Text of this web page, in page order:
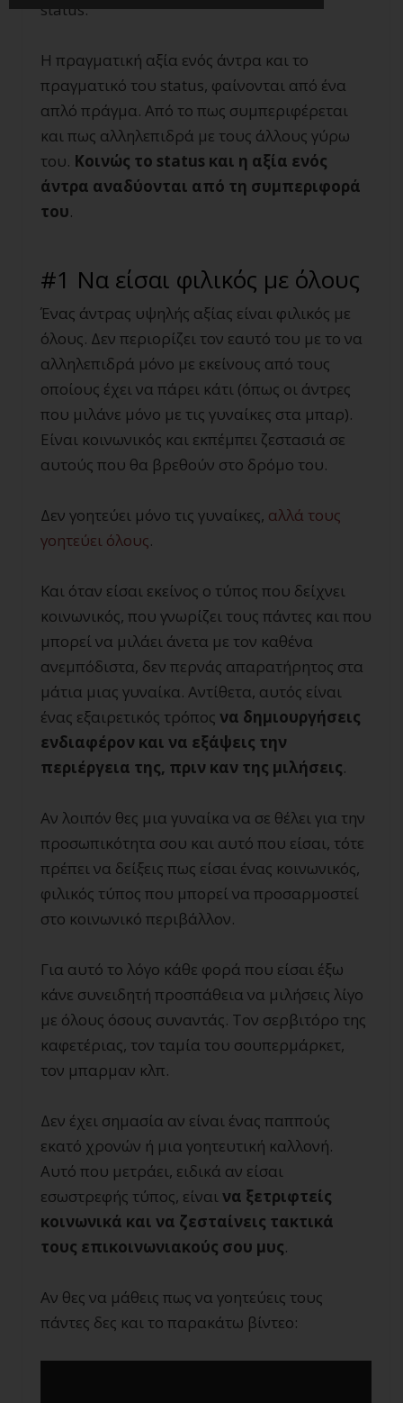
status.
Η πραγματική αξία ενός άντρα και το
πραγματικό του status, φαίνονται από ένα
απλό πράγμα. Από το πως συμπεριφέρεται
και πως αλληλεπιδρά με τους άλλους γύρω
του. Κοινώς το status και η αξία ενός
άντρα αναδύονται από τη συμπεριφορά
του.
#1 Να είσαι φιλικός με όλους
Ένας άντρας υψηλής αξίας είναι φιλικός με
όλους. Δεν περιορίζει τον εαυτό του με το να
αλληλεπιδρά μόνο με εκείνους από τους
οποίους έχει να πάρει κάτι (όπως οι άντρες
που μιλάνε μόνο με τις γυναίκες στα μπαρ).
Είναι κοινωνικός και εκπέμπει ζεστασιά σε
αυτούς που θα βρεθούν στο δρόμο του.
Δεν γοητεύει μόνο τις γυναίκες, αλλά τους
γοητεύει όλους.
Και όταν είσαι εκείνος ο τύπος που δείχνει
κοινωνικός, που γνωρίζει τους πάντες και που
μπορεί να μιλάει άνετα με τον καθένα
ανεμπόδιστα, δεν περνάς απαρατήρητος στα
μάτια μιας γυναίκα. Αντίθετα, αυτός είναι
ένας εξαιρετικός τρόπος να δημιουργήσεις
ενδιαφέρον και να εξάψεις την
περιέργεια της, πριν καν της μιλήσεις.
Αν λοιπόν θες μια γυναίκα να σε θέλει για την
προσωπικότητα σου και αυτό που είσαι, τότε
πρέπει να δείξεις πως είσαι ένας κοινωνικός,
φιλικός τύπος που μπορεί να προσαρμοστεί
στο κοινωνικό περιβάλλον.
Για αυτό το λόγο κάθε φορά που είσαι έξω
κάνε συνειδητή προσπάθεια να μιλήσεις λίγο
με όλους όσους συναντάς. Τον σερβιτόρο της
καφετέριας, τον ταμία του σουπερμάρκετ,
τον μπαρμαν κλπ.
Δεν έχει σημασία αν είναι ένας παππούς
εκατό χρονών ή μια γοητευτική καλλονή.
Αυτό που μετράει, ειδικά αν είσαι
εσωστρεφής τύπος, είναινα ξετριφτείς
κοινωνικά και να ζεσταίνεις τακτικά
τους επικοινωνιακούς σου μυς.
Αν θες να μάθεις πως να γοητεύεις τους
πάντες δες και το παρακάτω βίντεο: